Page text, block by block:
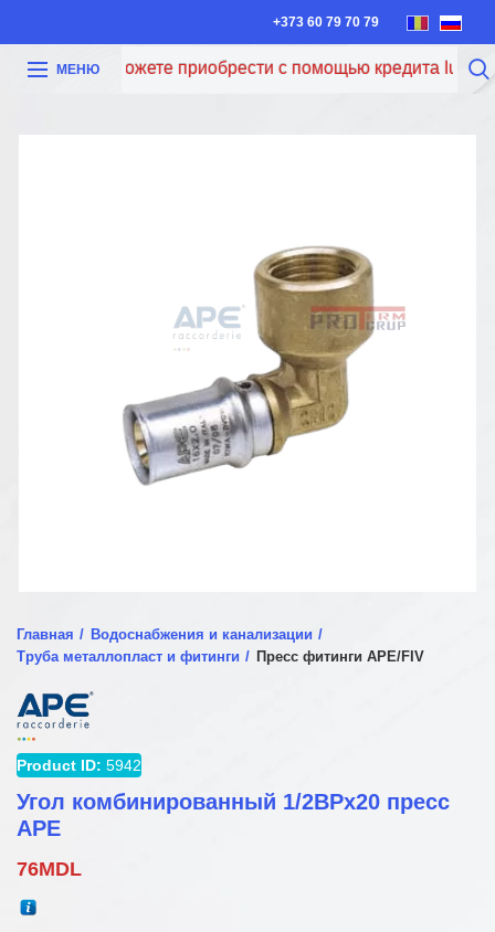
+373 60 79 70 79
МЕНЮ
Теперь вы можете приобрести с помощью кредита Iute
Главная
Водоснабжения и канализации
Труба металлопласт и фитинги
Пресс фитинги APE/FIV
Product ID: 5942
Угол комбинированный 1/2ВРx20 пресс
APE
76MDL